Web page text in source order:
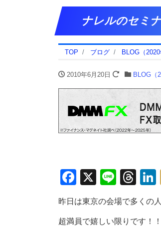
ナレルのセミ
TOP ブログ BLOG（2020
2010年6月20日 BLOG（
Facebook
X Line
昨日は東京の会場で多くの
超満員で嬉しい限りです！！